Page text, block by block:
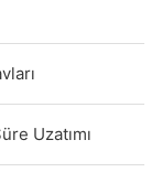
Uzatımı